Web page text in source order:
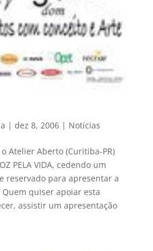
| dez 8, 2006| Notícias
Atelier Aberto (Curitiba-PR)
PELA VIDA, cedendo um
reservado para apresentar a
quiser apoiar esta
assistir um apresentação